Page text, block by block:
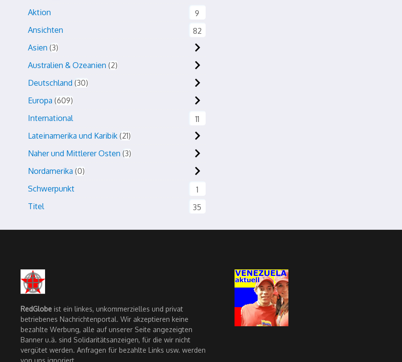
Aktion
9
Ansichten
82
Asien 3
Australien & Ozeanien 2
Deutschland 30
Europa 609
International
11
Lateinamerika und Karibik 21
Naher und Mittlerer Osten 3
Nordamerika 0
Schwerpunkt
1
Titel
35
RedGlobe ist ein linkes, unkommerzielles und privat
betriebenes Nachrichtenportal. Wir akzeptieren keine
bezahlte Werbung, alle auf unserer Seite angezeigten
Banner u.ä. sind Solidaritätsanzeigen, für die wir nicht
vergütet werden. Anfragen für bezahlte Links usw. werden
von uns ignoriert.